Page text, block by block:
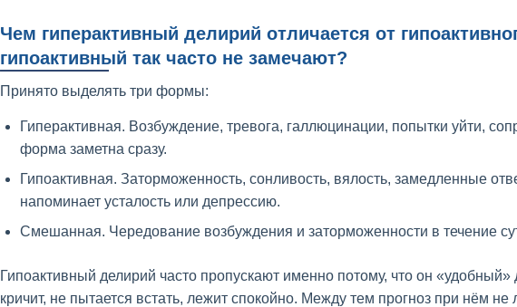
Чем гиперактивный делирий отличается от
гипоактивный так часто не замечают?
Принято выделять три формы:
Гиперактивная. Возбуждение, тревога, галлюцинации, попытки уйти,
форма заметна сразу.
Гипоактивная. Заторможенность, сонливость, вялость, замедленные
напоминает усталость или депрессию.
Смешанная. Чередование возбуждения и заторможенности в течение
Гипоактивный делирий часто пропускают именно потому, что он
кричит, не пытается встать, лежит спокойно. Между тем прогноз при нём